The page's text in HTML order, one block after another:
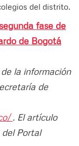
del distrito.
fase de
de Bogotá
la información
de
. El artículo
Portal